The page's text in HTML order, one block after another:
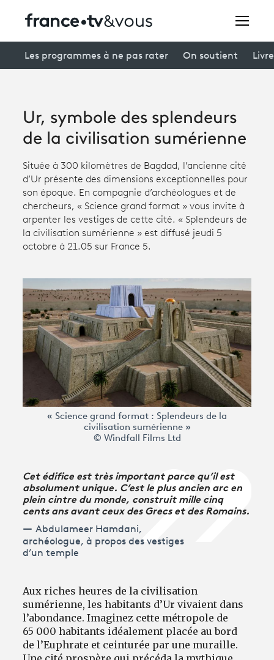
connexion
Avantages fidélité
Creators
Participer et assister à une émission
À votre écoute
Productions et innovation
Les programmes à ne pas rater On soutient
Ur, symbole des splendeurs
de la civilisation sumérienne
Située à 300 kilomètres de Bagdad, l’ancienne cité
d’Ur présente des dimensions exceptionnelles pour
son époque. En compagnie d’archéologues et de
chercheurs, « Science grand format » vous invite à
arpenter les vestiges de cette cité. « Splendeurs de
la civilisation sumérienne » est diffusé jeudi 5
octobre à 21.05 sur France 5.
« Science grand format : Splendeurs de la
civilisation sumérienne »
© Windfall Films Ltd
Cet édifice est très important parce qu’il est
absolument unique. C’est le plus ancien arc en
plein cintre du monde, construit mille cinq
cents ans avant ceux des Grecs et des Romains.
Abdulameer Hamdani,
archéologue, à propos des vestiges
d’un temple
Aux riches heures de la civilisation
sumérienne, les habitants d’Ur vivaient dans
l’abondance. Imaginez cette métropole de
65 000 habitants idéalement placée au bord
de l’Euphrate et ceinturée par une muraille.